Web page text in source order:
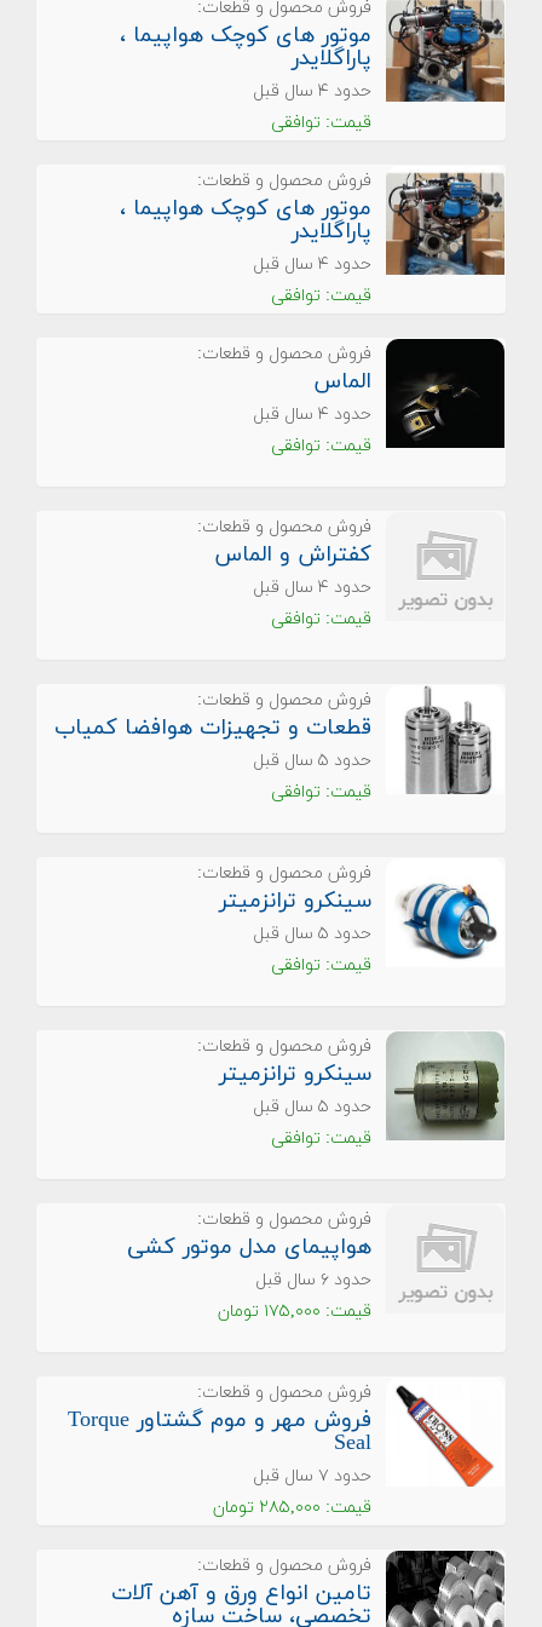
فروش محصول و قطعات:
موتور های کوچک هواپیما ،
پاراگلایدر
حدود ۴ سال قبل
قیمت: توافقی
فروش محصول و قطعات:
موتور های کوچک هواپیما ،
پاراگلایدر
حدود ۴ سال قبل
قیمت: توافقی
فروش محصول و قطعات:
الماس
حدود ۴ سال قبل
قیمت: توافقی
فروش محصول و قطعات:
کفتراش و الماس
حدود ۴ سال قبل
قیمت: توافقی
فروش محصول و قطعات:
قطعات و تجهیزات هوافضا کمیاب
حدود ۵ سال قبل
قیمت: توافقی
فروش محصول و قطعات:
سینکرو ترانزمیتر
حدود ۵ سال قبل
قیمت: توافقی
فروش محصول و قطعات:
سینکرو ترانزمیتر
حدود ۵ سال قبل
قیمت: توافقی
فروش محصول و قطعات:
هواپیمای مدل موتور کشی
حدود ۶ سال قبل
قیمت: ۱۷۵,۰۰۰ تومان
فروش محصول و قطعات:
فروش مهر و موم گشتاور Torque
Seal
حدود ۷ سال قبل
قیمت: ۲۸۵,۰۰۰ تومان
فروش محصول و قطعات:
تامین انواع ورق و آهن آلات
تخصصی، ساخت سازه